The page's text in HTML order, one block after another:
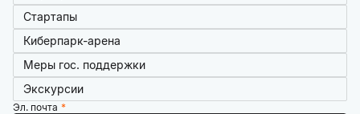
Стартапы
Киберпарк-арена
Меры гос. поддержки
Экскурсии
Эл. почта